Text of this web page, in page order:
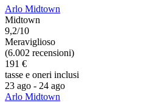
Arlo Midtown
Midtown
9,2/10
Meraviglioso
(6.002 recensioni)
191 €
tasse e oneri inclusi
23 ago - 24 ago
Arlo Midtown